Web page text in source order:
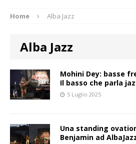
Home Alba Jazz
Alba Jazz
Mohini Dey: basse
Il basso che parla
5 Luglio 2025
Una standing
Benjamin ad